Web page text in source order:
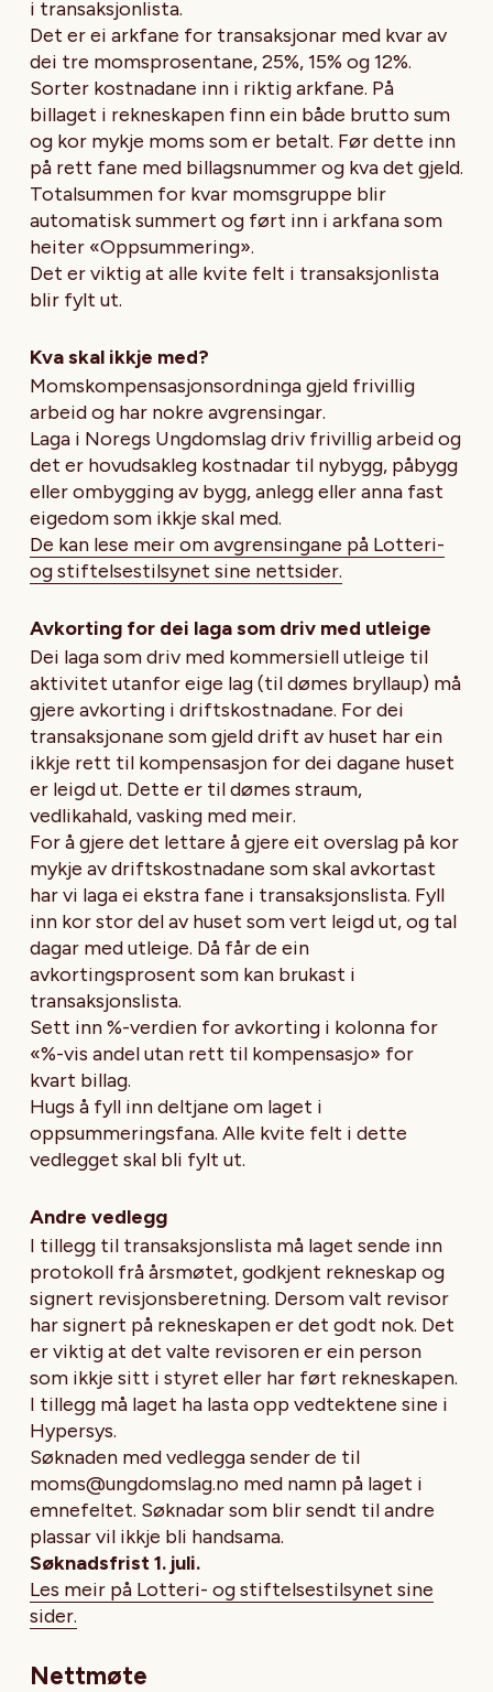
i transaksjonlista.
Det er ei arkfane for transaksjonar med kvar av
dei tre momsprosentane, 25%, 15% og 12%.
Sorter kostnadane inn i riktig arkfane. På
billaget i rekneskapen finn ein både brutto sum
og kor mykje moms som er betalt. Før dette inn
på rett fane med billagsnummer og kva det gjeld.
Totalsummen for kvar momsgruppe blir
automatisk summert og ført inn i arkfana som
heiter «Oppsummering».
Det er viktig at alle kvite felt i transaksjonlista
blir fylt ut.
Kva skal ikkje med?
Momskompensasjonsordninga gjeld frivillig
arbeid og har nokre avgrensingar.
Laga i Noregs Ungdomslag driv frivillig arbeid og
det er hovudsakleg kostnadar til nybygg, påbygg
eller ombygging av bygg, anlegg eller anna fast
eigedom som ikkje skal med.
De kan lese meir om avgrensingane på Lotteri-
og stiftelsestilsynet sine nettsider.
Avkorting for dei laga som driv med utleige
Dei laga som driv med kommersiell utleige til
aktivitet utanfor eige lag (til dømes bryllaup) må
gjere avkorting i driftskostnadane. For dei
transaksjonane som gjeld drift av huset har ein
ikkje rett til kompensasjon for dei dagane huset
er leigd ut. Dette er til dømes straum,
vedlikahald, vasking med meir.
For å gjere det lettare å gjere eit overslag på kor
mykje av driftskostnadane som skal avkortast
har vi laga ei ekstra fane i transaksjonslista. Fyll
inn kor stor del av huset som vert leigd ut, og tal
dagar med utleige. Då får de ein
avkortingsprosent som kan brukast i
transaksjonslista.
Sett inn %-verdien for avkorting i kolonna for
«%-vis andel utan rett til kompensasjo» for
kvart billag.
Hugs å fyll inn deltjane om laget i
oppsummeringsfana. Alle kvite felt i dette
vedlegget skal bli fylt ut.
Andre vedlegg
I tillegg til transaksjonslista må laget sende inn
protokoll frå årsmøtet, godkjent rekneskap og
signert revisjonsberetning. Dersom valt revisor
har signert på rekneskapen er det godt nok. Det
er viktig at det valte revisoren er ein person
som ikkje sitt i styret eller har ført rekneskapen.
I tillegg må laget ha lasta opp vedtektene sine i
Hypersys.
Søknaden med vedlegga sender de til
moms@ungdomslag.no med namn på laget i
emnefeltet. Søknadar som blir sendt til andre
plassar vil ikkje bli handsama.
Søknadsfrist 1. juli.
Les meir på Lotteri- og stiftelsestilsynet sine
sider.
Nettmøte